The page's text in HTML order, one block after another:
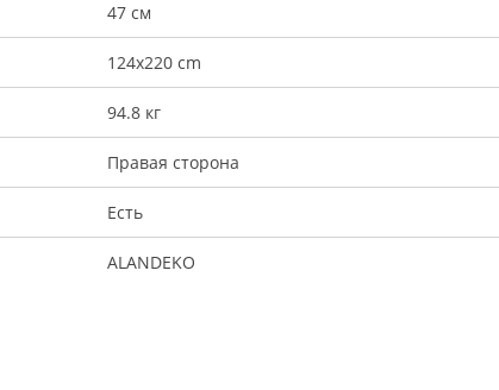
47 см
124x220 cm
94.8 кг
Правая сторона
Есть
ALANDEKO